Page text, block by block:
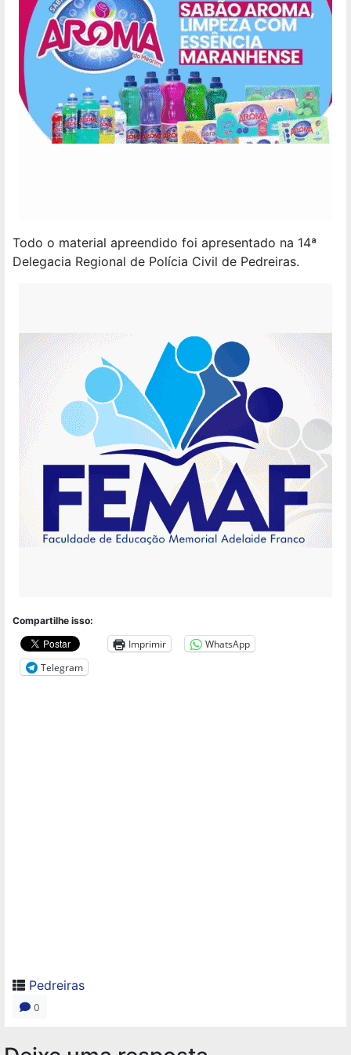
Todo o material apreendido foi apresentado na 14ª
Delegacia Regional de Polícia Civil de Pedreiras.
Compartilhe isso:
Imprimir
WhatsApp
Telegram
Pedreiras
0